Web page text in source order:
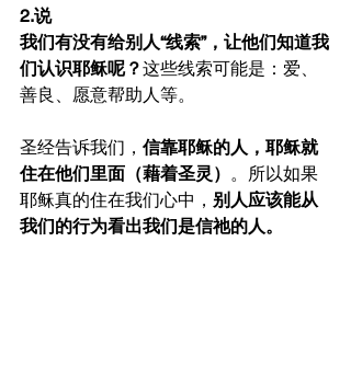
2.说
我们有没有给别人“线索”，让他们知道我
们认识耶稣呢？这些线索可能是：爱、
善良、愿意帮助人等。
圣经告诉我们， 信靠耶稣的人，耶稣就
住在他们里面（藉着圣灵） 。所以如果
耶稣真的住在我们心中， 别人应该能从
我们的行为看出我们是信祂的人。